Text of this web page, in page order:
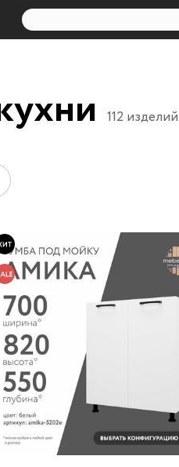
112 изделий